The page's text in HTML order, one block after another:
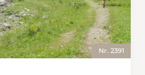
Nr. 2391